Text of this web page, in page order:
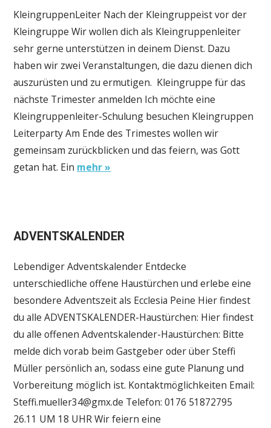
KleingruppenLeiter Nach der Kleingruppeist vor der
Kleingruppe Wir wollen dich als Kleingruppenleiter
sehr gerne unterstützen in deinem Dienst. Dazu
haben wir zwei Veranstaltungen, die dazu dienen dich
auszurüsten und zu ermutigen. Kleingruppe für das
nächste Trimester anmelden Ich möchte eine
Kleingruppenleiter-Schulung besuchen Kleingruppen
Leiterparty Am Ende des Trimestes wollen wir
gemeinsam zurückblicken und das feiern, was Gott
getan hat. Ein mehr »
ADVENTSKALENDER
Lebendiger Adventskalender Entdecke
unterschiedliche offene Haustürchen und erlebe eine
besondere Adventszeit als Ecclesia Peine Hier findest
du alle ADVENTSKALENDER-Haustürchen: Hier findest
du alle offenen Adventskalender-Haustürchen: Bitte
melde dich vorab beim Gastgeber oder über Steffi
Müller persönlich an, sodass eine gute Planung und
Vorbereitung möglich ist. Kontaktmöglichkeiten Email:
Steffi.mueller34@gmx.de Telefon: 0176 51872795
26.11 UM 18 UHR Wir feiern eine